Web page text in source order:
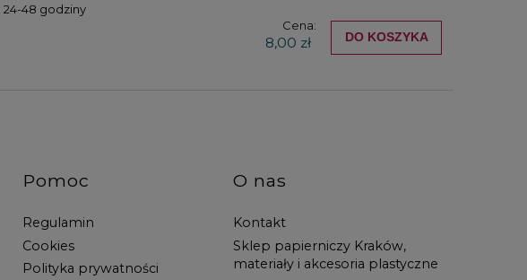
24-48 godziny
Cena:
8,00 zł DO KOSZYKA
Pomoc
Regulamin
Cookies
Polityka prywatności
O nas
Kontakt
Sklep papierniczy Kraków,
materiały i akcesoria plastyczne